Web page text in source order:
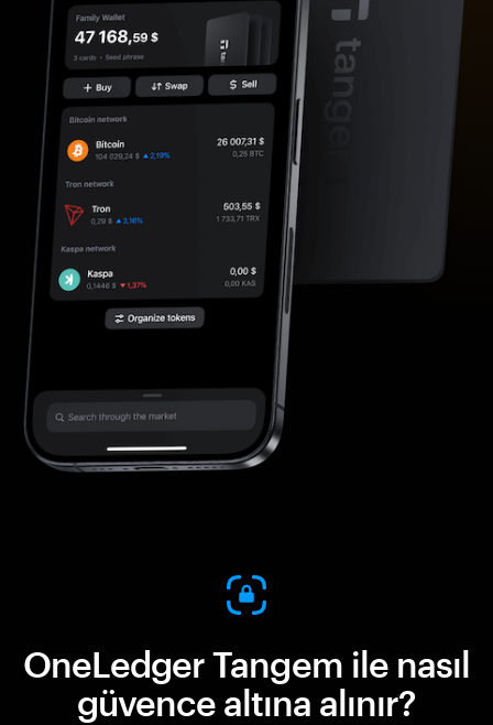
OneLedger Tangem ile nasıl
güvence altına alınır?